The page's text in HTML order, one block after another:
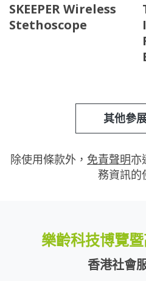
SKEEPER Wireless
Stethoscope
其他參
除使用條款外， 免責聲明亦
務資訊的
樂齡科技博覽
香港社會